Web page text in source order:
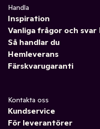
Handla
Inspiration
Vanliga frågor och svar
Så handlar du
Hemleverans
Färskvarugaranti
Kontakta oss
Kundservice
För leverantörer